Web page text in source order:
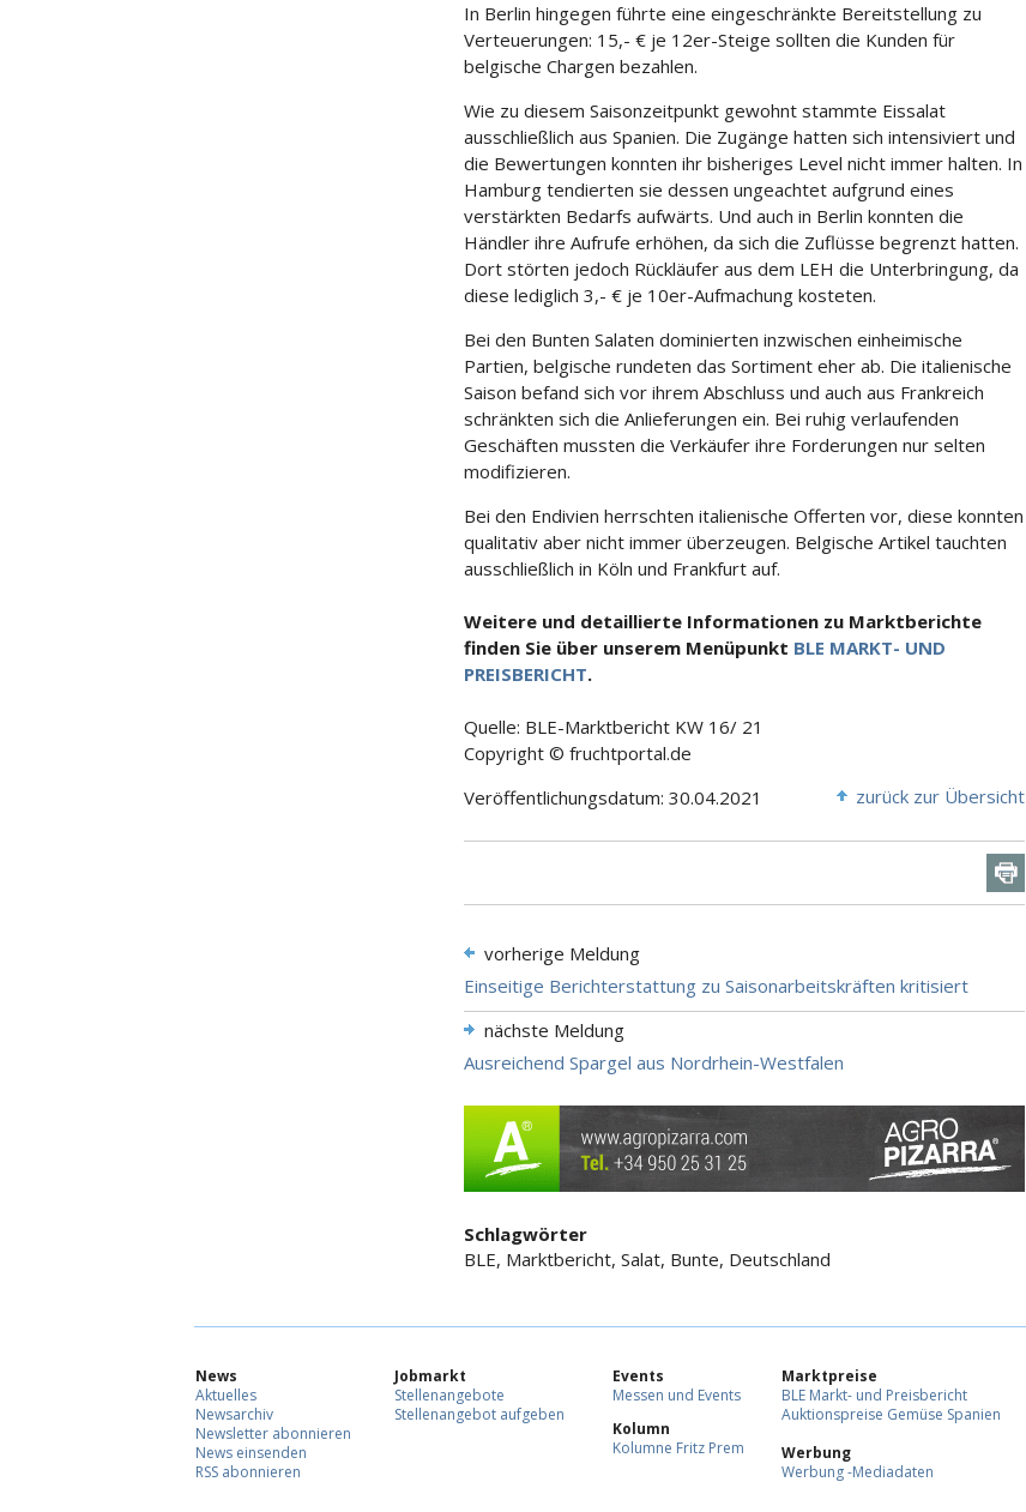
In Berlin hingegen führte eine eingeschränkte Bereitstellung zu
Verteuerungen: 15,- € je 12er-Steige sollten die Kunden für
belgische Chargen bezahlen.
Wie zu diesem Saisonzeitpunkt gewohnt stammte Eissalat
ausschließlich aus Spanien. Die Zugänge hatten sich intensiviert und
die Bewertungen konnten ihr bisheriges Level nicht immer halten. In
Hamburg tendierten sie dessen ungeachtet aufgrund eines
verstärkten Bedarfs aufwärts. Und auch in Berlin konnten die
Händler ihre Aufrufe erhöhen, da sich die Zuflüsse begrenzt hatten.
Dort störten jedoch Rückläufer aus dem LEH die Unterbringung, da
diese lediglich 3,- € je 10er-Aufmachung kosteten.
Bei den Bunten Salaten dominierten inzwischen einheimische
Partien, belgische rundeten das Sortiment eher ab. Die italienische
Saison befand sich vor ihrem Abschluss und auch aus Frankreich
schränkten sich die Anlieferungen ein. Bei ruhig verlaufenden
Geschäften mussten die Verkäufer ihre Forderungen nur selten
modifizieren.
Bei den Endivien herrschten italienische Offerten vor, diese konnten
qualitativ aber nicht immer überzeugen. Belgische Artikel tauchten
ausschließlich in Köln und Frankfurt auf.
Weitere und detaillierte Informationen zu Marktberichte
finden Sie über unserem Menüpunkt BLE MARKT- UND
PREISBERICHT.
Quelle: BLE-Marktbericht KW 16/ 21
Copyright © fruchtportal.de
Veröffentlichungsdatum: 30.04.2021
zurück zur Übersicht
vorherige Meldung
Einseitige Berichterstattung zu Saisonarbeitskräften kritisiert
nächste Meldung
Ausreichend Spargel aus Nordrhein-Westfalen
Schlagwörter
BLE, Marktbericht, Salat, Bunte, Deutschland
News
Aktuelles
Newsarchiv
Newsletter abonnieren
News einsenden
RSS abonnieren
Jobmarkt
Stellenangebote
Stellenangebot aufgeben
Events
Messen und Events
Kolumn
Kolumne Fritz Prem
Marktpreise
BLE Markt- und Preisbericht
Auktionspreise Gemüse Spanien
Werbung
Werbung -Mediadaten